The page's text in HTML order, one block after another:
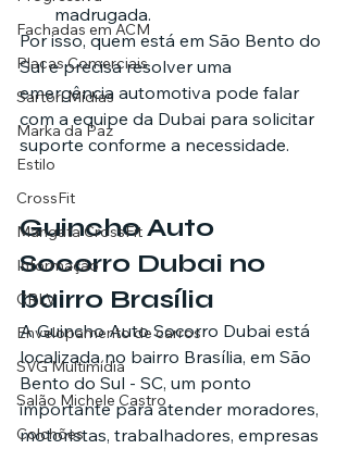
Fachadas em ACM
Placas Comerciais
Sartori Mídias
Marka da Paz
Estilo
CrossFit
Mangata CrossFit
Informação
CRLV
Envelopamento de carros
SVG Multimídia
Salão Michele Castro
Colchões
madrugada.
Por isso, quem está em São Bento do
Sul e precisa resolver uma
emergência automotiva pode falar
com a equipe da Dubai para solicitar
suporte conforme a necessidade.
Guincho Auto
Socorro Dubai no
bairro Brasília
A Guincho Auto Socorro Dubai está
localizada no bairro Brasília, em São
Bento do Sul - SC, um ponto
importante para atender moradores,
motoristas, trabalhadores, empresas